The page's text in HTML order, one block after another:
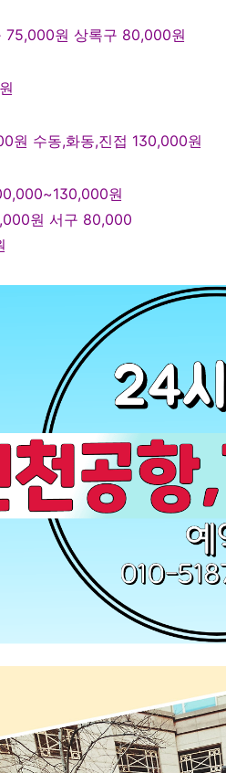
75,000원 상록구 80,000원
원
원 수동,화동,진접 130,000원
원
원 서구 80,000